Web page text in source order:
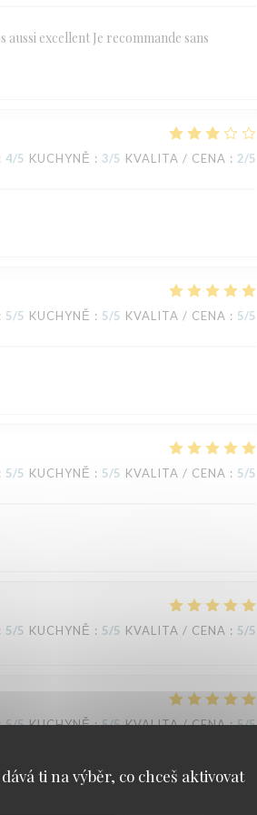
ti na výběr, co chceš aktivovat
excellent Je recommande sans
4/5 KUCHYNĚ : 3/5 KVALITA / CENA : 2/5
5/5 KUCHYNĚ : 5/5 KVALITA / CENA : 5/5
: 5/5 KUCHYNĚ : 5/5 KVALITA / CENA : 5/5
5/5 KUCHYNĚ : 5/5 KVALITA / CENA : 5/5
5/5 KUCHYNĚ: 5/5 KVALITA / CENA: 5/5